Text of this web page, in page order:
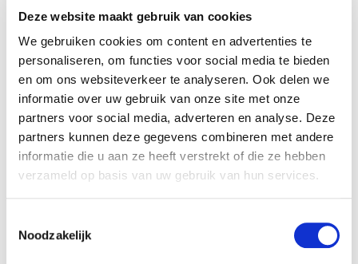
Deze website maakt gebruik van cookies
We gebruiken cookies om content en advertenties te
personaliseren, om functies voor social media te bieden
en om ons websiteverkeer te analyseren. Ook delen we
informatie over uw gebruik van onze site met onze
partners voor social media, adverteren en analyse. Deze
partners kunnen deze gegevens combineren met andere
informatie die u aan ze heeft verstrekt of die ze hebben
verzameld op basis van uw gebruik van hun services.
Noodzakelijk
Bekijk vacature
Opzichter Planmatig Onderhoud
Woningcorporaties
Top vacature!
€3978 - €5017 per maand
Altijd als 1e op de hoogte van de
nieuwste vacatures als je een job
alert aanmaakt!